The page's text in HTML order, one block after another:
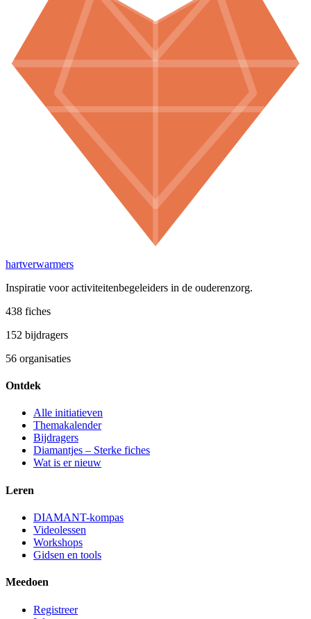
hartverwarmers
Inspiratie voor activiteitenbegeleiders in de ouderenzorg.
438 fiches
152 bijdragers
56 organisaties
Ontdek
Alle initiatieven
Themakalender
Bijdragers
Diamantjes – Sterke fiches
Wat is er nieuw
Leren
DIAMANT-kompas
Videolessen
Workshops
Gidsen en tools
Meedoen
Registreer